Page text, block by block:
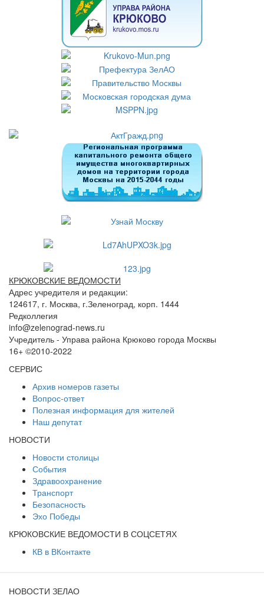
КРЮКОВСКИЕ ВЕДОМОСТИ
Адрес учредителя и редакции:
124617, г. Москва, г.Зеленоград, корп. 1444
Редколлегия
info@zelenograd-news.ru
Учредитель - Управа района Крюково города Москвы
16+ ©2010-2022
СЕРВИС
Архив номеров газеты
Вопрос-ответ
Полезная информация для жителей
Наш депутат
НОВОСТИ
Новости столицы
События
Здравоохранение
Транспорт
Безопасность
Эхо Победы
КРЮКОВСКИЕ ВЕДОМОСТИ В СОЦСЕТЯХ
КВ в ВКонтакте
НОВОСТИ ЗЕЛАО